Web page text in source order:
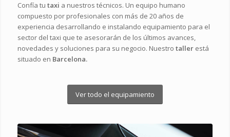
Confía tu taxi a nuestros técnicos. Un equipo humano
compuesto por profesionales con más de 20 años de
experiencia desarrollando e instalando equipamiento para el
sector del taxi que te asesorarán de los últimos avances,
novedades y soluciones para su negocio. Nuestro tallerestá
situado en Barcelona.
Ver todo el equipamiento